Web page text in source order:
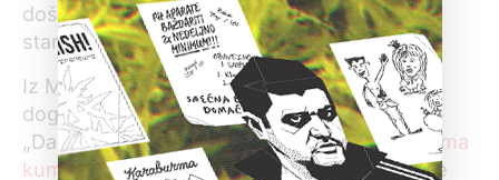
došla policija koja ga je u lisicama odvela u
stanicu.
Iz MUP-a su se oglasili povodom ovog
događaja i u odgovorima na pitanja novinara
„Danasa“ i televizije N1 naveli da ministar nema
kuma u policiji, kao i da je Pejović naneo više